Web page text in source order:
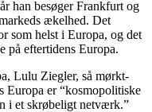
han besøger Frankfurt og
ækelhed. Det
som helst i Europa, og det
på eftertidens Europa.
Lulu Ziegler, så mørkt-
Europa er “kosmopolitiske
i et skrøbeligt netværk.”